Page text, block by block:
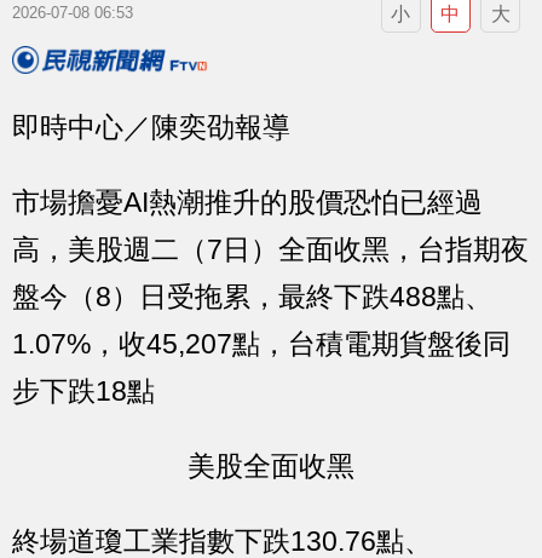
2026-07-08 06:53 小 中 大
即時中心／陳奕劭報導
市場擔憂AI熱潮推升的股價恐怕已經過
高，美股週二（7日）全面收黑，台指期夜
盤今（8）日受拖累，最終下跌488點、
1.07%，收45,207點，台積電期貨盤後同
步下跌18點
美股全面收黑
終場道瓊工業指數下跌130.76點、